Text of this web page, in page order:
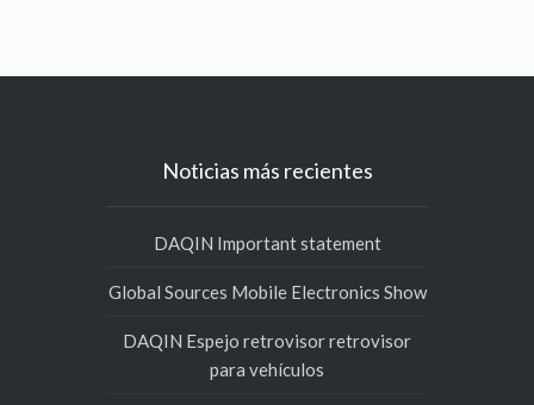
Noticias más recientes
DAQIN Important statement
Global Sources Mobile Electronics Show
DAQIN Espejo retrovisor retrovisor
para vehículos